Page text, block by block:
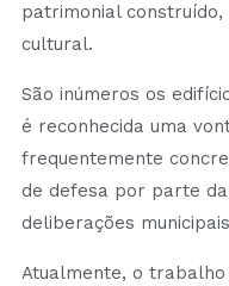
patrimonial construído,
cultural.
São inúmeros os
é reconhecida uma
frequentemente
de defesa por parte
deliberações
Atualmente, o